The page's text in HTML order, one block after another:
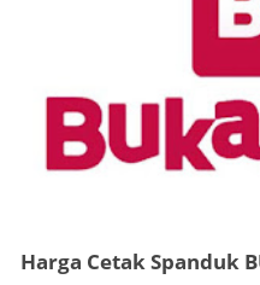
Harga Cetak Spanduk